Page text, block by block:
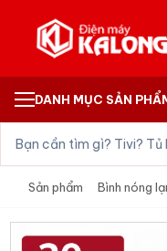
DANH MỤC SẢN
Sản phẩm Bình nóng